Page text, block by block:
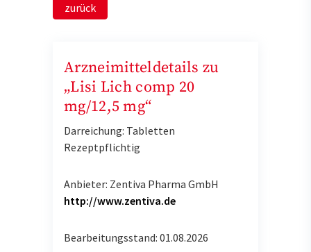
zurück
Arzneimitteldetails zu
„Lisi Lich comp 20
mg/12,5 mg“
Darreichung: Tabletten
Rezeptpflichtig
Anbieter: Zentiva Pharma GmbH
http://www.zentiva.de
Bearbeitungsstand: 01.08.2026